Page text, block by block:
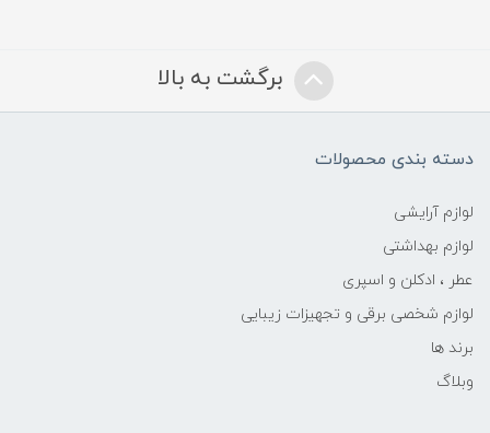
برگشت به بالا
دسته بندی محصولات
لوازم آرایشی
لوازم بهداشتی
عطر ، ادکلن و اسپری
لوازم شخصی برقی و تجهیزات زیبایی
برند ها
وبلاگ